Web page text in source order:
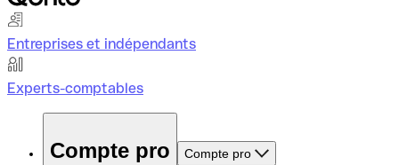
Entreprises et indépendants
Experts-comptables
Compte pro Compte pro